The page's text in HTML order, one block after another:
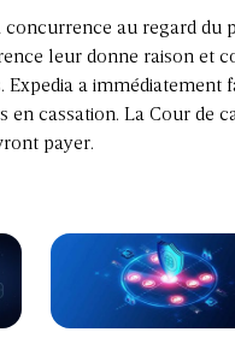
au regard du
leur donne raison et
Expedia a immédiatement
en cassation. La Cour de
payer.